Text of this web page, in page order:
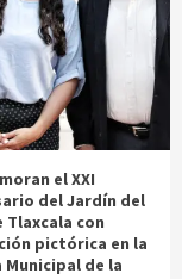
el XXI
del Jardín del
Tlaxcala con
pictórica en la
Municipal de la